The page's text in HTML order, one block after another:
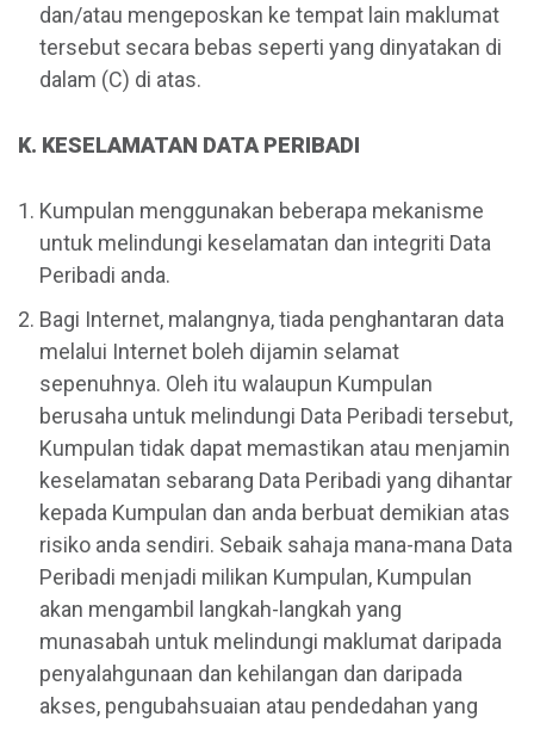
dan/atau mengeposkan ke tempat lain maklumat
tersebut secara bebas seperti yang dinyatakan di
dalam (C) di atas.
K. KESELAMATAN DATA PERIBADI
Kumpulan menggunakan beberapa mekanisme
untuk melindungi keselamatan dan integriti Data
Peribadi anda.
Bagi Internet, malangnya, tiada penghantaran data
melalui Internet boleh dijamin selamat
sepenuhnya. Oleh itu walaupun Kumpulan
berusaha untuk melindungi Data Peribadi tersebut,
Kumpulan tidak dapat memastikan atau menjamin
keselamatan sebarang Data Peribadi yang dihantar
kepada Kumpulan dan anda berbuat demikian atas
risiko anda sendiri. Sebaik sahaja mana-mana Data
Peribadi menjadi milikan Kumpulan, Kumpulan
akan mengambil langkah-langkah yang
munasabah untuk melindungi maklumat daripada
penyalahgunaan dan kehilangan dan daripada
akses, pengubahsuaian atau pendedahan yang